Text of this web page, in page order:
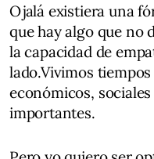
Ojalá existiera una
que hay algo que no
la capacidad de
lado.Vivimos
económicos,
importantes.